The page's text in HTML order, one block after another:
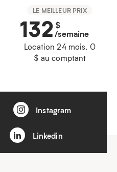
LE MEILLEUR PRIX
132 $
/semaine
Location 24 mois, 0
$ au comptant
Instagram
Linkedin